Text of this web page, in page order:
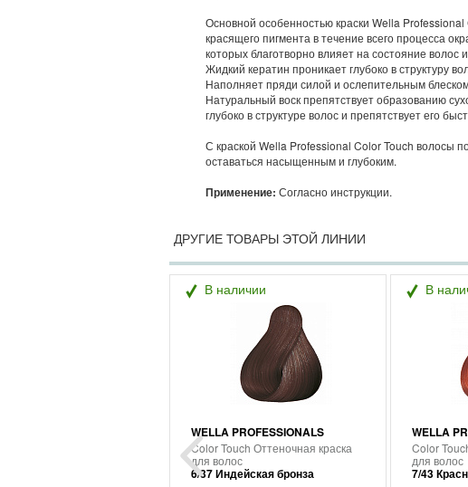
Основной особенностью краски Wella
красящего пигмента в течение всего процесса
которых благотворно влияет на состояние волос
Жидкий кератин проникает глубоко в структуру
Наполняет пряди силой и ослепительным
Натуральный воск препятствует образованию
глубоко в структуре волос и препятствует его
С краской Wella Professional Color Touch волосы
оставаться насыщенным и глубоким.
Применение: Согласно инструкции.
ДРУГИЕ ТОВАРЫ ЭТОЙ ЛИНИИ
В наличии
WELLA PROFESSIONALS
Color Touch Оттеночная краска
для волос
6/37 Индейская бронза
В
WELLA
Color
для волос
7/43